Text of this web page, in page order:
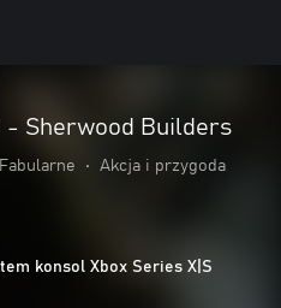
- Sherwood Builders
Fabularne • Akcja i przygoda
konsol Xbox Series X|S